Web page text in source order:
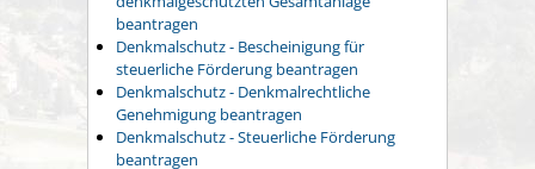
beantragen
Denkmalschutz - Bescheinigung für
steuerliche Förderung beantragen
Denkmalschutz - Denkmalrechtliche
Genehmigung beantragen
Denkmalschutz - Steuerliche Förderung
beantragen